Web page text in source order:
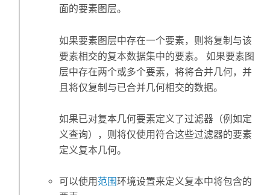
面的要素图层。
如果要素图层中存在一个要素，则将复制与该
要素相交的复本数据集中的要素。 如果要素图
层中存在两个或多个要素，将将合并几何，并
且将仅复制与已合并几何相交的数据。
如果已对复本几何要素定义了过滤器（例如定
义查询），则将仅使用符合这些过滤器的要素
定义复本几何。
可以使用 范围环境设置来定义复本中将包含的